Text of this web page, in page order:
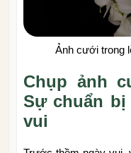
Ảnh cưới trong
Chụp ảnh
Sự chuẩn bị
vui